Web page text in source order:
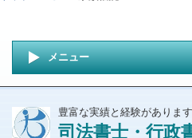
メニュー
豊富な実績と経験があります
司法書士・行政